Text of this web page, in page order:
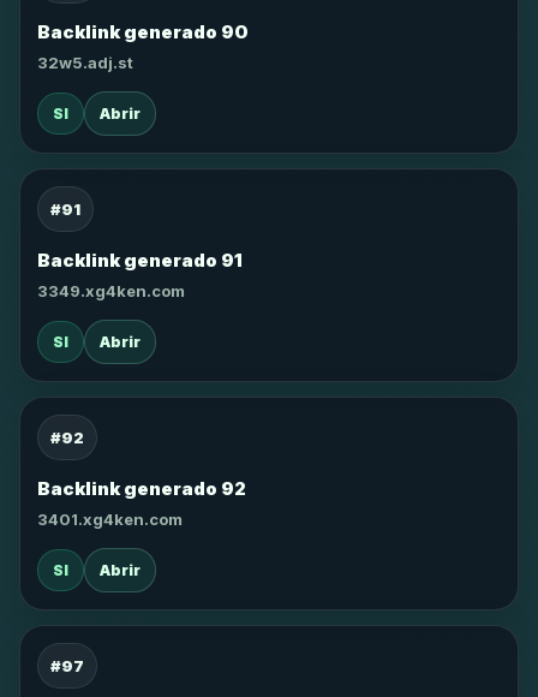
Backlink generado 90
32w5.adj.st
SI Abrir
#91
Backlink generado 91
3349.xg4ken.com
SI Abrir
#92
Backlink generado 92
3401.xg4ken.com
SI Abrir
#97